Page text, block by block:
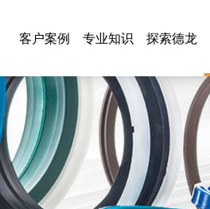
客户案例 专业知识 探索德龙